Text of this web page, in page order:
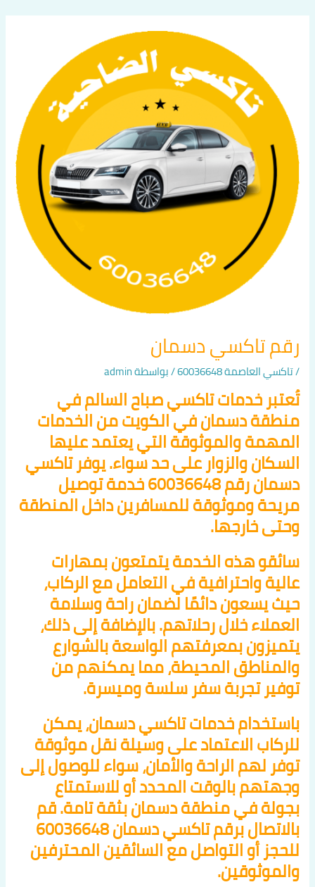
رقم تاكسي دسمان
/تاكسي العاصمة 60036648 / بواسطةadmin
تُعتبر خدمات تاكسي صباح السالم في
منطقة دسمان في الكويت من الخدمات
المهمة والموثوقة التي يعتمد عليها
السكان والزوار على حد سواء. يوفر تاكسي
دسمان رقم 60036648 خدمة توصيل
مريحة وموثوقة للمسافرين داخل المنطقة
وحتى خارجها.
سائقو هذه الخدمة يتمتعون بمهارات
عالية واحترافية في التعامل مع الركاب،
حيث يسعون دائمًا لضمان راحة وسلامة
العملاء خلال رحلاتهم. بالإضافة إلى ذلك،
يتميزون بمعرفتهم الواسعة بالشوارع
والمناطق المحيطة، مما يمكنهم من
توفير تجربة سفر سلسة وميسرة.
باستخدام خدمات تاكسي دسمان، يمكن
للركاب الاعتماد على وسيلة نقل موثوقة
توفر لهم الراحة والأمان، سواء للوصول إلى
وجهتهم بالوقت المحدد أو للاستمتاع
بجولة في منطقة دسمان بثقة تامة. قم
بالاتصال برقم تاكسي دسمان 60036648
للحجز أو التواصل مع السائقين المحترفين
والموثوقين.